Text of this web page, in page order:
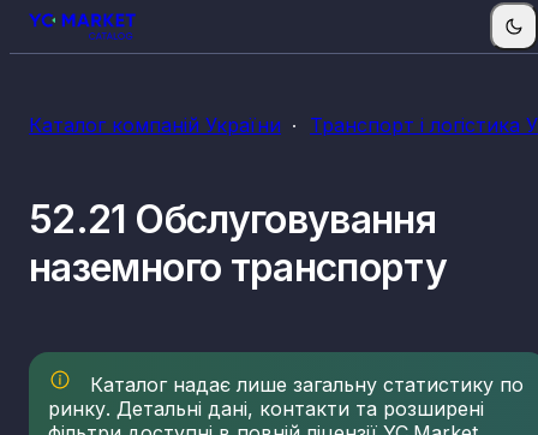
Каталог компаній України Транспорт і логістика
52.21 Обслуговування
наземного транспорту
Каталог надає лише загальну статистику по
ринку. Детальні дані, контакти та розширені